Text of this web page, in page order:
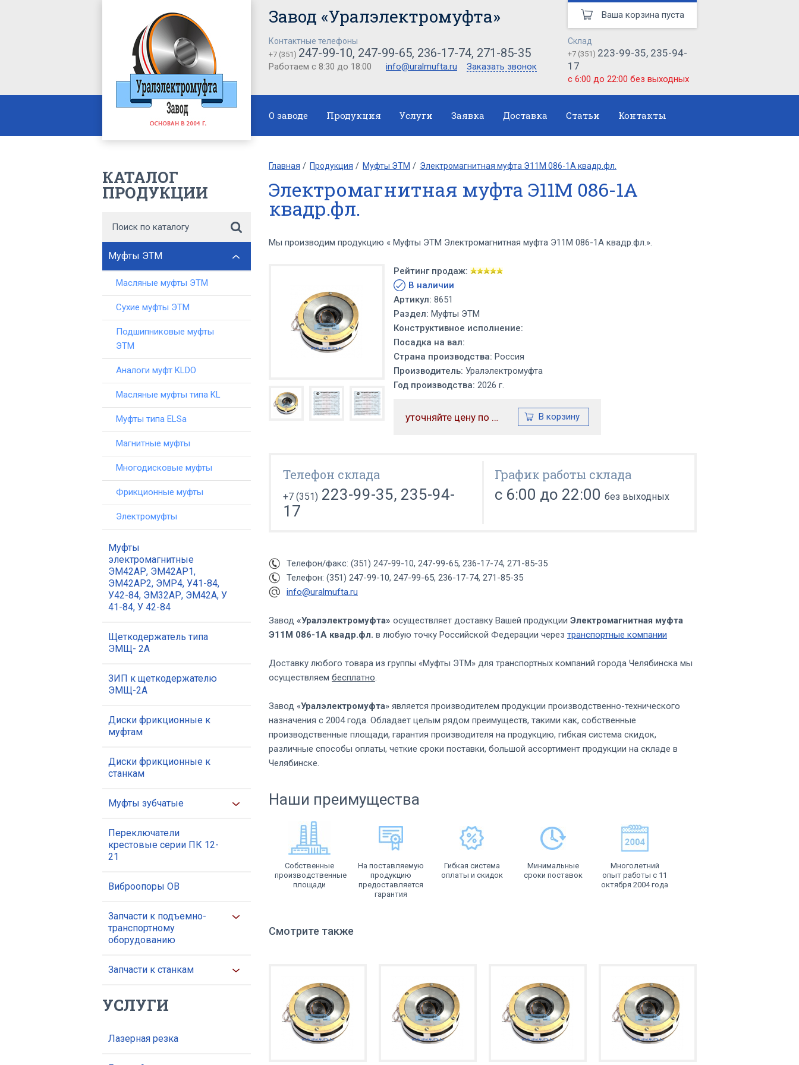
Завод «Уралэлектромуфта»
Контактные телефоны
+7 (351) 247-99-10, 247-99-65, 236-17-74, 271-85-35
Работаем с 8:30 до 18:00 info@uralmufta.ru Заказать звонок
Склад
+7 (351) 223-99-35, 235-94-
17
с 6:00 до 22:00 без выходных
Ваша корзина пуста
О заводе Продукция Услуги Заявка Доставка Статьи Контакты
КАТАЛОГ
ПРОДУКЦИИ
Муфты ЭТМ
Масляные муфты ЭТМ
Сухие муфты ЭТМ
Подшипниковые муфты
ЭТМ
Аналоги муфт KLDO
Масляные муфты типа KL
Муфты типа ELSa
Магнитные муфты
Многодисковые муфты
Фрикционные муфты
Электромуфты
Муфты
электромагнитные
ЭМ42АР, ЭМ42АР1,
ЭМ42АР2, ЭМР4, У41-84,
У42-84, ЭМ32АР, ЭМ42А, У
41-84, У 42-84
Щеткодержатель типа
ЭМЩ- 2А
ЗИП к щеткодержателю
ЭМЩ-2А
Диски фрикционные к
муфтам
Диски фрикционные к
станкам
Муфты зубчатые
Переключатели
крестовые серии ПК 12-
21
Виброопоры ОВ
Запчасти к подъемно-
транспортному
оборудованию
Запчасти к станкам
УСЛУГИ
Лазерная резка
Главная Продукция Муфты ЭТМ Электромагнитная муфта Э11М 086-1А квадр.фл.
Электромагнитная муфта Э11М 086-1А
квадр.фл.
Мы производим продукцию « Муфты ЭТМ Электромагнитная муфта Э11М 086-1А квадр.фл.».
Рейтинг продаж:
В наличии
Артикул: 8651
Раздел: Муфты ЭТМ
Конструктивное исполнение:
Посадка на вал:
Страна производства: Россия
Производитель: Уралэлектромуфта
Год производства: 2026 г.
уточняйте цену по телефону
Телефон склада
+7 (351) 223-99-35, 235-94-
17
График работы склада
с 6:00 до 22:00 без выходных
Телефон/факс: (351) 247-99-10, 247-99-65, 236-17-74, 271-85-35
Телефон: (351) 247-99-10, 247-99-65, 236-17-74, 271-85-35
info@uralmufta.ru
Завод «Уралэлектромуфта» осуществляет доставку Вашей продукции Электромагнитная муфта
Э11М 086-1А квадр.фл. в любую точку Российской Федерации через транспортные компании
Доставку любого товара из группы «Муфты ЭТМ» для транспортных компаний города Челябинска мы
осуществляем бесплатно.
Завод «Уралэлектромуфта» является производителем продукции производственно-технического
назначения с 2004 года. Обладает целым рядом преимуществ, такими как, собственные
производственные площади, гарантия производителя на продукцию, гибкая система скидок,
различные способы оплаты, четкие сроки поставки, большой ассортимент продукции на складе в
Челябинске.
Наши преимущества
Собственные
производственные
площади
На поставляемую
продукцию
предоставляется
гарантия
Гибкая система
оплаты и скидок
Минимальные
сроки поставок
Многолетний
опыт работы с 11
октября 2004 года
Смотрите также